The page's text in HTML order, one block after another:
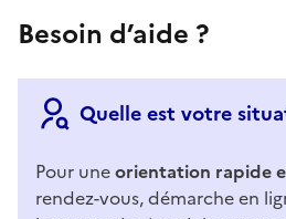
Besoin d’aide ?
Quelle est votre
Pour uneorientation rapide
rendez-vous, démarche en